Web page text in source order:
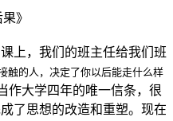
》
上，我们的班主任给我们班
触的人，决定了你以后能走什么样
作大学四年的唯一信条，很
了思想的改造和重塑。现在